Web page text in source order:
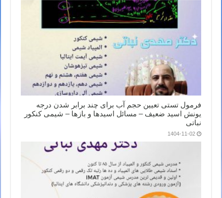
فرمول تستی تعیین حجم آب برای چند برابر شدن درجه
یونش اسید ضعیف – مسائل اسیدها و بازها – شیمی کنکور
نباتی
1404-11-02